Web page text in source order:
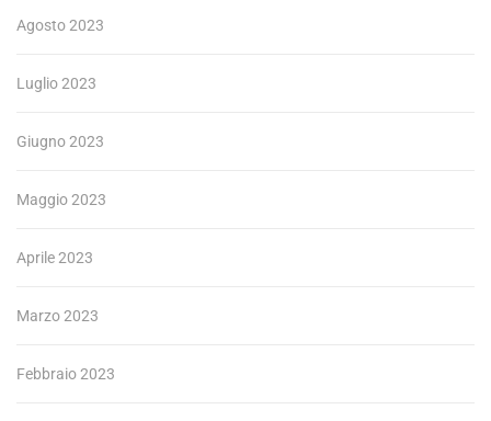
Agosto 2023
Luglio 2023
Giugno 2023
Maggio 2023
Aprile 2023
Marzo 2023
Febbraio 2023